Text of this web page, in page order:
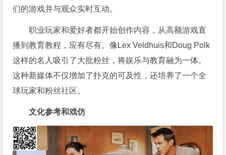
们的游戏并与观众实时互动。
职业玩家和爱好者都开始创作内容，从高额游戏直
播到教育教程，应有尽有。像Lex Veldhuis和Doug Polk
这样的名人吸引了大批粉丝，将娱乐与教育融为一体。
这种新媒体不仅增加了扑克的可及性，还培养了一个全
球玩家和粉丝社区。
文化参考和戏仿